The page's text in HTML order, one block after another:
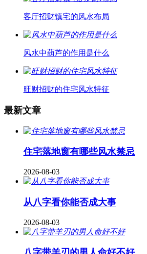
客厅招财镇宅的风水布局
风水中葫芦的作用是什么
旺财招财的住宅风水特征
最新文章
住宅落地窗有哪些风水禁忌
2026-08-03
从八字看你能否成大事
2026-08-03